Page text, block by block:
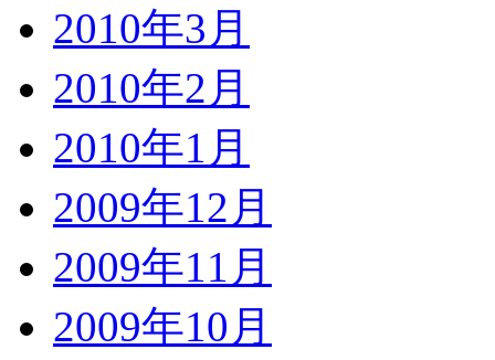
2010年3月
2010年2月
2010年1月
2009年12月
2009年11月
2009年10月